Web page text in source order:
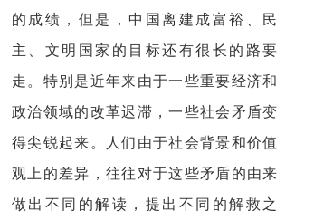
的成绩，但是，中国离建成富裕、民
主、文明国家的目标还有很长的路要
走。特别是近年来由于一些重要经济和
政治领域的改革迟滞，一些社会矛盾变
得尖锐起来。人们由于社会背景和价值
观上的差异，往往对于这些矛盾的由来
做出不同的解读，提出不同的解救之